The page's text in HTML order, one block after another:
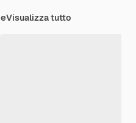
Visualizza tutto